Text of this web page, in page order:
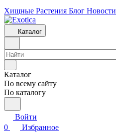
Хищные Растения Блог Новости
Каталог
Каталог
По всему сайту
По каталогу
Войти
0
Избранное